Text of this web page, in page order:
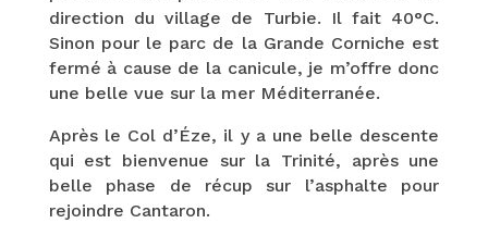
direction du village de Turbie. Il fait 40°C.
Sinon pour le parc de la Grande Corniche est
fermé à cause de la canicule, je m’offre donc
une belle vue sur la mer Méditerranée.
Après le Col d’Éze, il y a une belle descente
qui est bienvenue sur la Trinité, après une
belle phase de récup sur l’asphalte pour
rejoindre Cantaron.